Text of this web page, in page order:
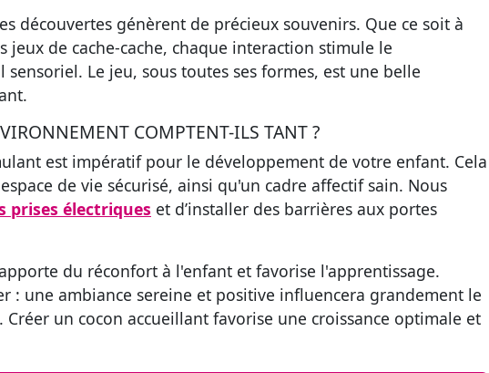
découvertes génèrent de précieux souvenirs. Que ce soit à
jeux de cache-cache, chaque interaction stimule le
Le jeu, sous toutes ses formes, est une belle
COMPTENT-ILS TANT ?
est impératif pour le développement de votre enfant. Cela
de vie sécurisé, ainsi qu'un cadre affectif sain. Nous
prises électriques et d’installer des barrières aux portes
du réconfort à l'enfant et favorise l'apprentissage.
: une ambiance sereine et positive influencera grandement le
un cocon accueillant favorise une croissance optimale et